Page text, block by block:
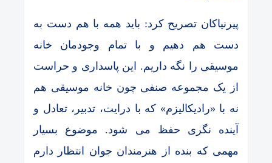
پیرنیاکان تصریح کرد: باید همه با هم دست به
دست هم دهیم و با تمام وجودمان خانه
موسیقی را نگه داریم. این پاسداری و حراست
از یک مجموعه صنفی چون خانه موسیقی هم
نه با «رادیکالیزم» که با درایت، تدبیر، تعادل و
آینده نگری حفظ می شود. موضوع بسیار
مهمی که بنده از هنرمندان جوان انتظار دارم